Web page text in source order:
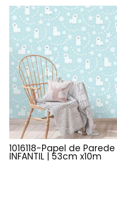
1016118-Papel de
INFANTIL | 53cm x10m